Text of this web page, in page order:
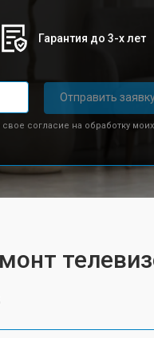
Гарантия до 3-х лет
Отправить
согласие на обработку моих